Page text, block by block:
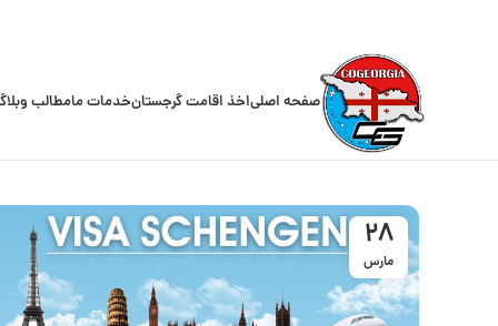
صفحه اصلیاخذ اقامت گرجستانخدمات مامطالب
28
مارس